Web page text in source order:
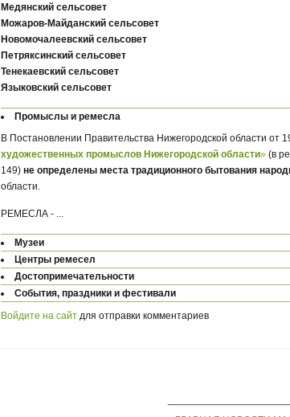
Медянский сельсовет
Можаров-Майданский сельсовет
Новомочалеевский сельсовет
Петряксинский сельсовет
Тенекаевский сельсовет
Языковский сельсовет
Промыслы и ремесла
В Постановлении Правительства Нижегородской области от
художественных промыслов Нижегородской области» (в
149) не определены места традиционного бытования
области.
РЕМЕСЛА - ...
Музеи
Центры ремесел
Достопримечательности
События, праздники и фестивали
Войдите на сайт для отправки комментариев